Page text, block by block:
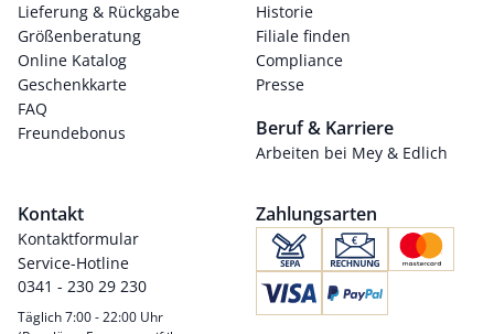
Lieferung & Rückgabe
Größenberatung
Online Katalog
Geschenkkarte
FAQ
Freundebonus
Historie
Filiale finden
Compliance
Presse
Beruf & Karriere
Arbeiten bei Mey & Edlich
Kontakt
Kontaktformular
Service-Hotline
0341 - 230 29 230
Täglich 7:00 - 22:00 Uhr
Zahlungsarten